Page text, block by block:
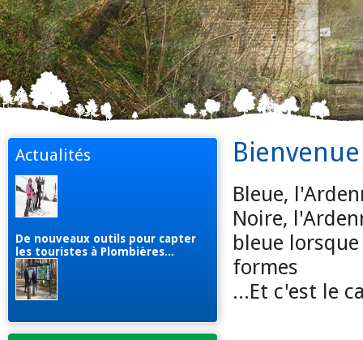
Actualités
De nouveaux outils pour capter
les touristes à Plombières...
Bleue,
Noire,
bleue
formes
...Et c'est le